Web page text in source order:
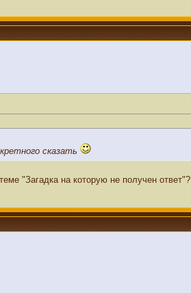
сказать
"Загадка на которую не получен ответ"?